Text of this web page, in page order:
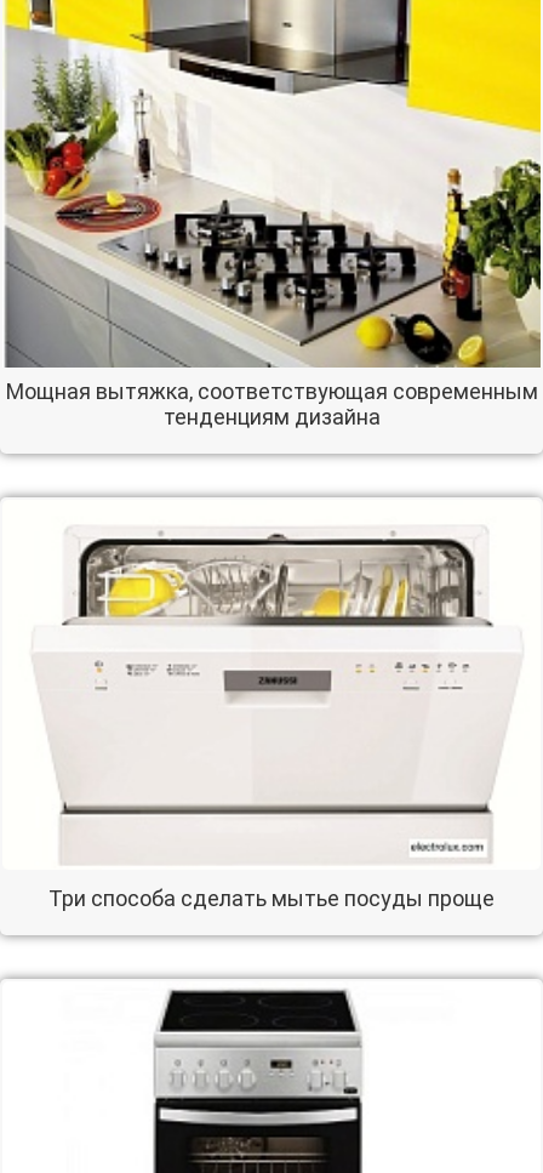
Мощная вытяжка, соответствующая современным
тенденциям дизайна
Три способа сделать мытье посуды проще